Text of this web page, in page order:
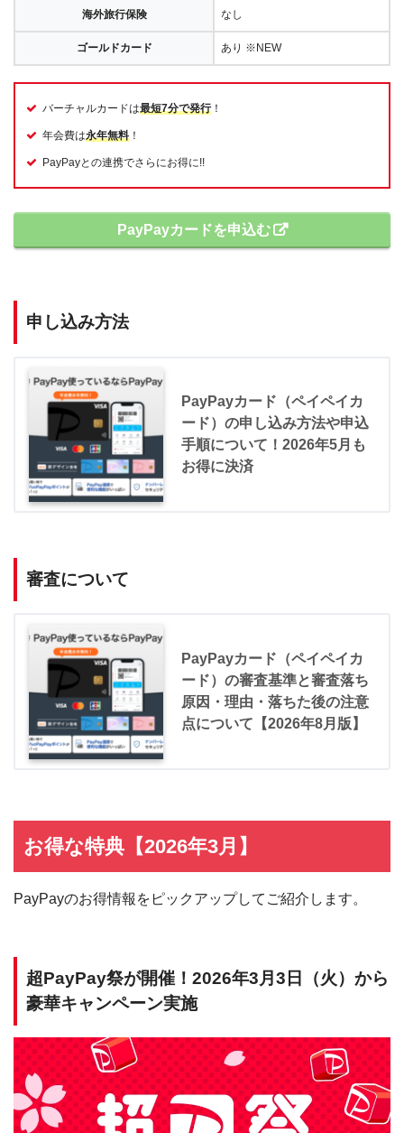
海外旅行保険 なし
ゴールドカード あり ※NEW
バーチャルカードは最短7分で発行！
年会費は永年無料 ！
PayPayとの連携でさらにお得に!!
PayPayカードを申込む
申し込み方法
PayPayカード（ペイペイカ
ード）の申し込み方法や申込
手順について！2026年5月も
お得に決済
審査について
PayPayカード（ペイペイカ
ード）の審査基準と審査落ち
原因・理由・落ちた後の注意
点について【2026年8月版】
お得な特典【2026年3月】
PayPayのお得情報をピックアップしてご紹介します。
超PayPay祭が開催！2026年3月3日（火）から
豪華キャンペーン実施